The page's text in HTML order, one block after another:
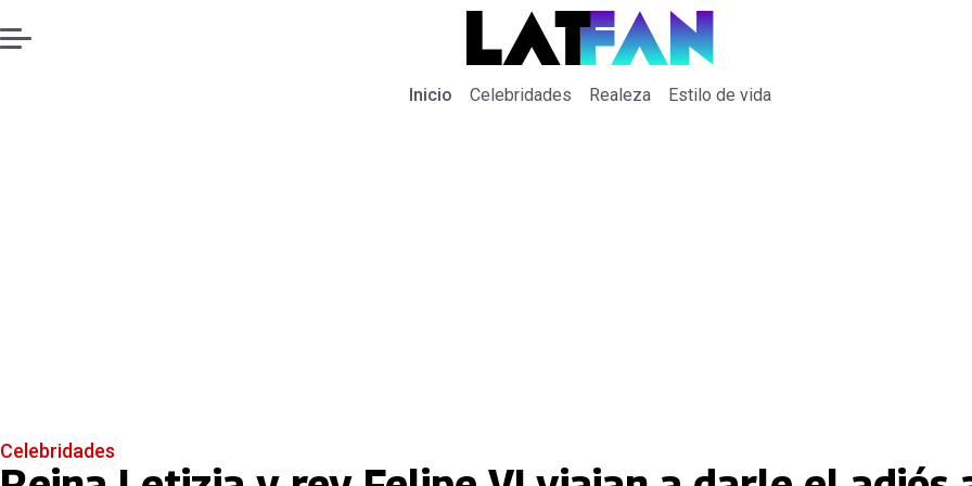
Inicio Celebridades Realeza Estilo de vida
Celebridades